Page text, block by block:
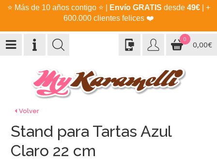
⭐ Más de 10 años contigo ⭐ Envío GRATIS desde 49€| +
600.000 clientes felices ❤️
0
0,00€
Volver
Stand para Tartas Azul
Claro 22 cm